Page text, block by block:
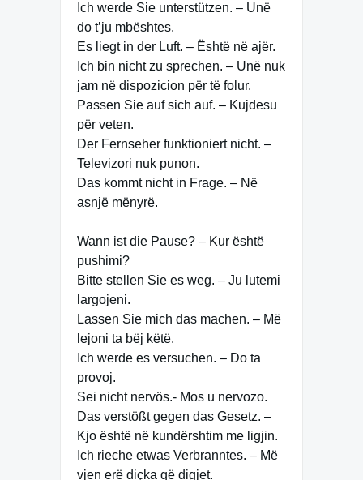
Ich werde Sie unterstützen. – Unë
do t’ju mbështes.
Es liegt in der Luft. – Është në ajër.
Ich bin nicht zu sprechen. – Unë nuk
jam në dispozicion për të folur.
Passen Sie auf sich auf. – Kujdesu
për veten.
Der Fernseher funktioniert nicht. –
Televizori nuk punon.
Das kommt nicht in Frage. – Në
asnjë mënyrë.
Wann ist die Pause? – Kur është
pushimi?
Bitte stellen Sie es weg. – Ju lutemi
largojeni.
Lassen Sie mich das machen. – Më
lejoni ta bëj këtë.
Ich werde es versuchen. – Do ta
provoj.
Sei nicht nervös.- Mos u nervozo.
Das verstößt gegen das Gesetz. –
Kjo është në kundërshtim me ligjin.
Ich rieche etwas Verbranntes. – Më
vjen erë diçka që digjet.